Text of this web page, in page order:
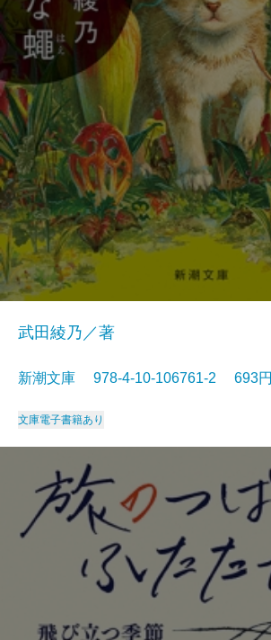
武田綾乃／著
新潮文庫 978-4-10-106761-2 693
文庫電子書籍あり